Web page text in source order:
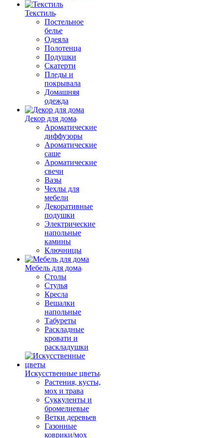
Текстиль
Постельное
белье
Одеяла
Полотенца
Подушки
Скатерти
Пледы и
покрывала
Домашняя
одежда
Декор для дома
Ароматические
диффузоры
Ароматические
саше
Ароматические
свечи
Вазы
Чехлы для
мебели
Декоративные
подушки
Электрические
напольные
камины
Ключницы
Мебель для дома
Столы
Стулья
Кресла
Вешалки
напольные
Табуреты
Раскладные
кровати и
раскладушки
Искусственные цветы
Растения, кусты,
мох и трава
Суккуленты и
бромелиевые
Ветки деревьев
Газонные
коврики/мох